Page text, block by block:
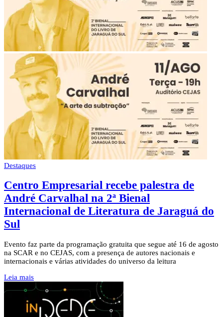
Destaques
Centro Empresarial recebe palestra de
André Carvalhal na 2ª Bienal
Internacional de Literatura de Jaraguá do
Sul
Evento faz parte da programação gratuita que segue até 16 de agosto
na SCAR e no CEJAS, com a presença de autores nacionais e
internacionais e várias atividades do universo da leitura
Leia mais